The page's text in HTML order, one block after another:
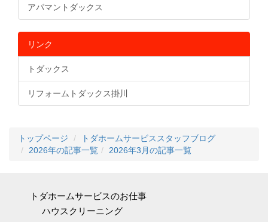
アパマントダックス
リンク
トダックス
リフォームトダックス掛川
トップページ
トダホームサービススタッフブログ
2026年の記事一覧
2026年3月の記事一覧
トダホームサービスのお仕事
ハウスクリーニング